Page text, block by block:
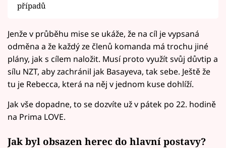
případů
Jenže v průběhu mise se ukáže, že na cíl je vypsaná
odměna a že každý ze členů komanda má trochu jiné
plány, jak s cílem naložit. Musí proto využít svůj důvtip a
sílu NZT, aby zachránil jak Basayeva, tak sebe. Ještě že
tu je Rebecca, která na něj v jednom kuse dohlíží.
Jak vše dopadne, to se dozvíte už v pátek po 22. hodině
na Prima LOVE.
Jak byl obsazen herec do hlavní postavy?